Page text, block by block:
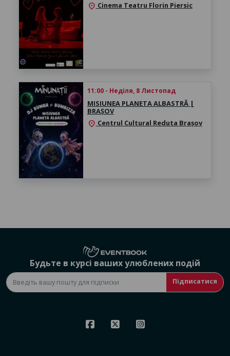
location_on Cinema Teatru Florin Piersic
11:00 - Неділя, 8 Листопад
MISIUNEA PLANETA ALBASTRĂ |
BRAȘOV
location_on Centrul Cultural Reduta Brașov
Будьте в курсі ваших улюблених подій
Підписатися